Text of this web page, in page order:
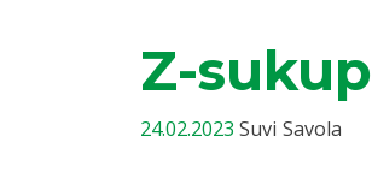
Z-
24.02.2023 Suvi Savola